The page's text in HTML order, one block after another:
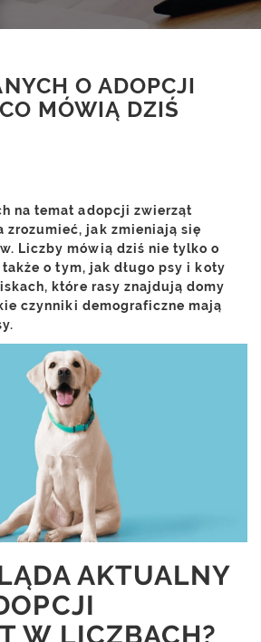
O ADOPCJI
MÓWIĄ DZIŚ
na temat adopcji zwierząt
zrozumieć, jak zmieniają się
Liczby mówią dziś nie tylko o
o tym, jak długo psy i koty
które rasy znajdują domy
czynniki demograficzne mają
AKTUALNY
W LICZBACH?